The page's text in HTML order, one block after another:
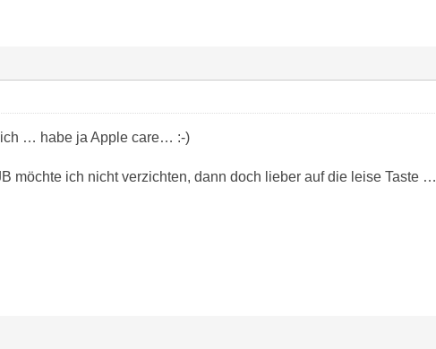
… habe ja Apple care… :-)
möchte ich nicht verzichten, dann doch lieber auf die leise Taste …